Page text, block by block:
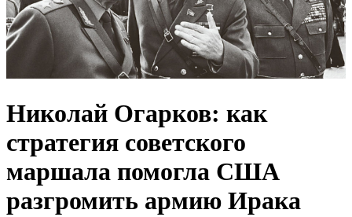
Николай Огарков: как
стратегия советского
маршала помогла США
разгромить армию Ирака